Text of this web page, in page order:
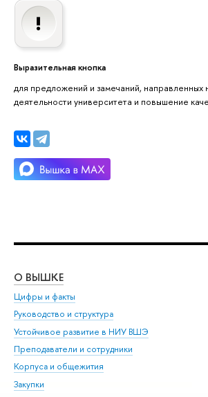
Выразительная кнопка
для предложений и замечаний, направленных
деятельности университета и повышение
О ВЫШКЕ
Цифры и факты
Руководство и структура
Устойчивое развитие в НИУ ВШЭ
Преподаватели и сотрудники
Корпуса и общежития
Закупки